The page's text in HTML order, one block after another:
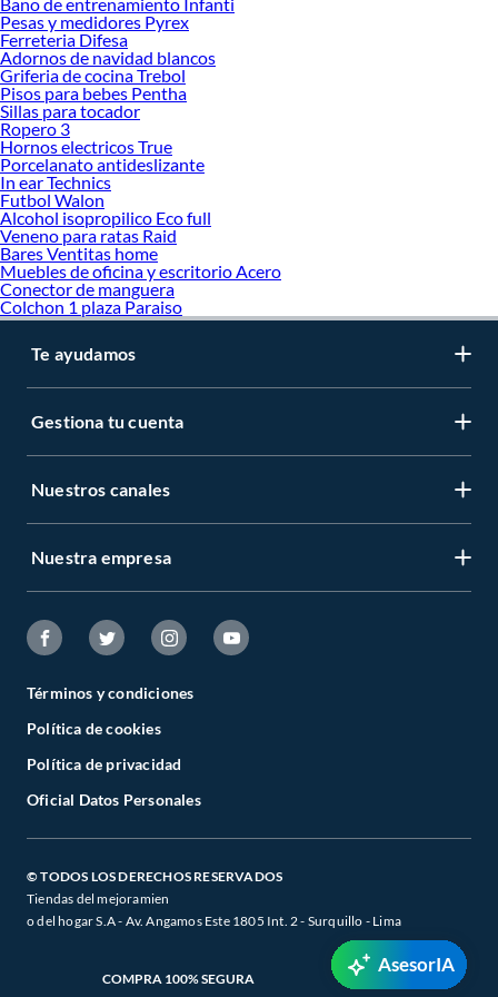
Pesas y medidores Pyrex
Ferreteria Difesa
Adornos de navidad blancos
Griferia de cocina Trebol
Pisos para bebes Pentha
Sillas para tocador
Ropero 3
Hornos electricos True
Porcelanato antideslizante
In ear Technics
Futbol Walon
Alcohol isopropilico Eco full
Veneno para ratas Raid
Bares Ventitas home
Muebles de oficina y escritorio Acero
Conector de manguera
Colchon 1 plaza Paraiso
Te ayudamos
Gestiona tu cuenta
Nuestros canales
Nuestra empresa
Términos y condiciones
Política de cookies
Política de privacidad
Oficial Datos Personales
© TODOS LOS DERECHOS RESERVADOS
Tiendas del mejoramien
o del hogar S.A - Av. Angamos Este 1805 Int. 2 - Surquillo - Lima
COMPRA 100% SEGURA
AsesorIA